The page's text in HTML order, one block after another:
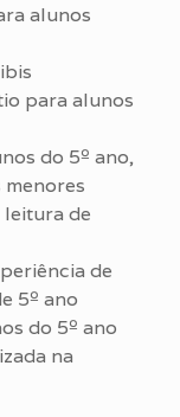
alunos
para alunos
do 5º ano,
leitura de
de
5º ano
do 5º ano
na